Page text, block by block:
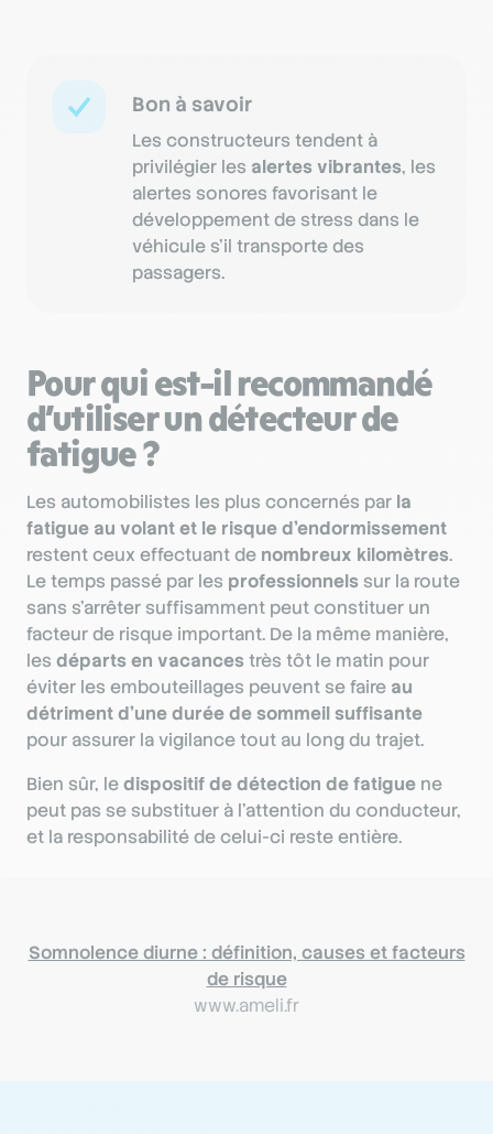
Bon à savoir
Les constructeurs tendent à
privilégier les alertes vibrantes, les
alertes sonores favorisant le
développement de stress dans le
véhicule s’il transporte des
passagers.
Pour qui est-il recommandé
d’utiliser un détecteur de
fatigue ?
Les automobilistes les plus concernés par la
fatigue au volant et le risque d’endormissement
restent ceux effectuant de nombreux kilomètres.
Le temps passé par les professionnels sur la route
sans s’arrêter suffisamment peut constituer un
facteur de risque important. De la même manière,
les départs en vacancestrès tôt le matin pour
éviter les embouteillages peuvent se faire au
détriment d’une durée de sommeil suffisante
pour assurer la vigilance tout au long du trajet.
Bien sûr, ledispositif de détection de fatigue ne
peut pas se substituer à l’attention du conducteur,
et la responsabilité de celui-ci reste entière.
Somnolence diurne : définition, causes et facteurs
de risque
www.ameli.fr